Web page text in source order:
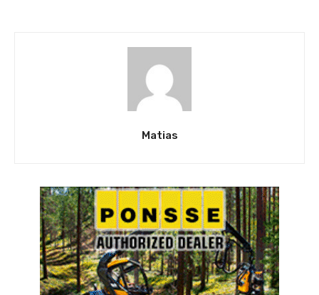
Matias